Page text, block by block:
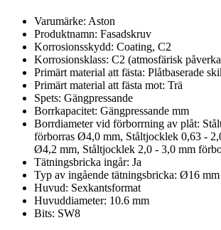
Varumärke: Aston
Produktnamn: Fasadskruv
Korrosionsskydd: Coating, C2
Korrosionsklass: C2 (atmosfärisk
Primärt material att fästa: Plåtbaserade
Primärt material att fästa mot: Trä
Spets: Gängpressande
Borrkapacitet: Gängpressande mm
Borrdiameter vid förborrning av plåt:
förborras Ø4,0 mm, Ståltjocklek 0,63 -
Ø4,2 mm, Ståltjocklek 2,0 - 3,0 mm
Tätningsbricka ingår: Ja
Typ av ingående tätningsbricka: Ø16
Huvud: Sexkantsformat
Huvuddiameter: 10.6 mm
Bits: SW8